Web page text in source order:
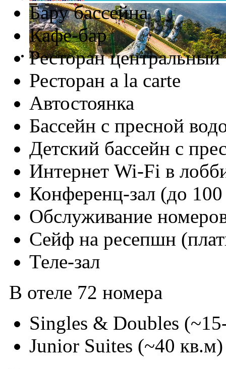
Бару бассейна
Кафе-бар
Ресторан центральный
Ресторан a la carte
Автостоянка
Бассейн с пресной
Детский бассейн с
Интернет Wi-Fi в
Конференц-зал (до
Обслуживание
Сейф на ресепшн
Теле-зал
В отеле 72 номера
Singles & Doubles
Junior Suites (~40 кв.м)